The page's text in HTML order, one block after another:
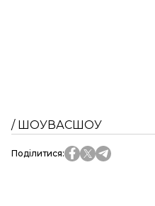
/ ШОУВАСШОУ
Поділитися: